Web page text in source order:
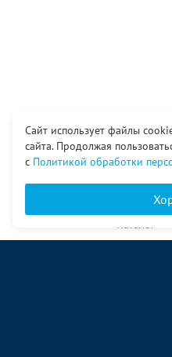
Сайт использует файлы
сайта. Продолжая
с Политикой обработки